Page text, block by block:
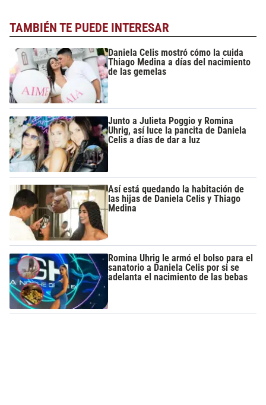
TAMBIÉN TE PUEDE INTERESAR
Daniela Celis mostró cómo la cuida
Thiago Medina a días del nacimiento
de las gemelas
Junto a Julieta Poggio y Romina
Uhrig, así luce la pancita de Daniela
Celis a días de dar a luz
Así está quedando la habitación de
las hijas de Daniela Celis y Thiago
Medina
Romina Uhrig le armó el bolso para el
sanatorio a Daniela Celis por si se
adelanta el nacimiento de las bebas